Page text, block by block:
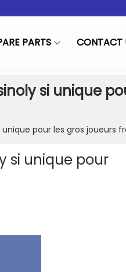
PARTS CONTACT
si unique
pour les gros joueurs
si unique pour